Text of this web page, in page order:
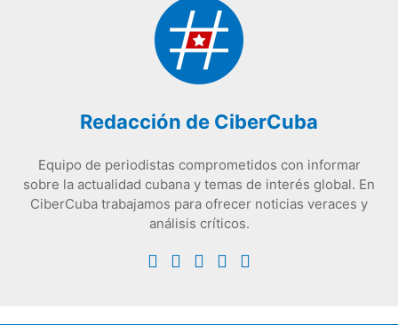
Redacción de CiberCuba
Equipo de periodistas comprometidos con informar
sobre la actualidad cubana y temas de interés global. En
CiberCuba trabajamos para ofrecer noticias veraces y
análisis críticos.